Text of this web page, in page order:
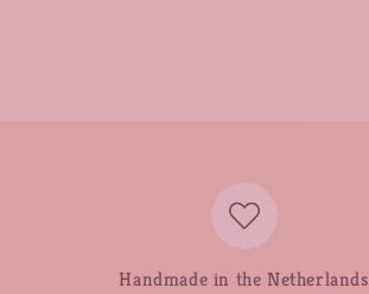
Handmade in the Netherlands